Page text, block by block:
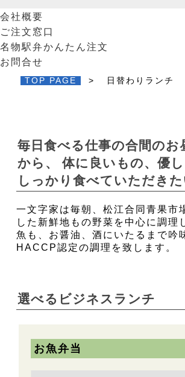
仕出し
駅弁
日替わりランチ
オリジナル弁当
会社概要
ご注文窓口
名物駅弁かんたん注文
お問合せ
TOP PAGE > 日替わりランチ
毎日食べる仕事の合間のお
から、 体に良いもの、優
しっかり食べていただきた
一文字家は毎朝、松江合同青果市
した新鮮地もの野菜を中心に調理
魚も、お醤油、酒にいたるまで吟
HACCP認定の調理を致します。
選べるビジネスランチ
お魚弁当